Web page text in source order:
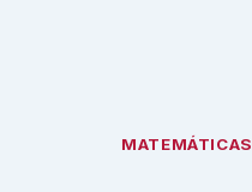
MATEMÁTICAS